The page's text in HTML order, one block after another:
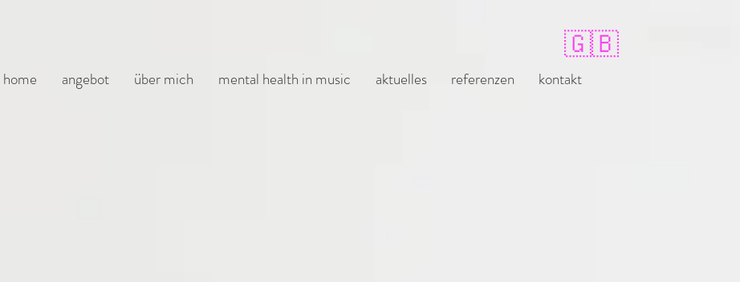
home angebot über mich mental health in music aktuelles referenzen kontakt
🇬🇧